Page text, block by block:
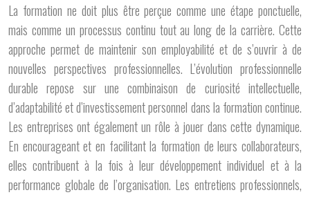
La formation ne doit plus être perçue comme une étape ponctuelle,
mais comme un processus continu tout au long de la carrière. Cette
approche permet de maintenir son employabilité et de s’ouvrir à de
nouvelles perspectives professionnelles. L’évolution professionnelle
durable repose sur une combinaison de curiosité intellectuelle,
d’adaptabilité et d’investissement personnel dans la formation continue.
Les entreprises ont également un rôle à jouer dans cette dynamique.
En encourageant et en facilitant la formation de leurs collaborateurs,
elles contribuent à la fois à leur développement individuel et à la
performance globale de l’organisation. Les entretiens professionnels,